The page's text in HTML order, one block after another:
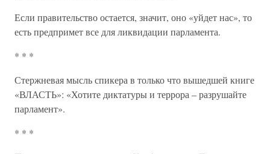
Если правительство остается, значит, оно «уйдет нас», то
есть предпримет все для ликвидации парламента.
* * *
Стержневая мысль спикера в только что вышедшей книге
«ВЛАСТЬ»: «Хотите диктатуры и террора – разрушайте
парламент».
* * *